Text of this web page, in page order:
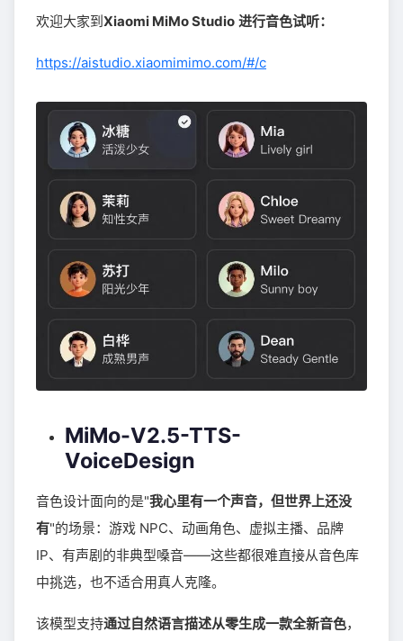
欢迎大家到Xiaomi MiMo Studio 进行音色试听：
https://aistudio.xiaomimimo.com/#/c
MiMo-V2.5-TTS-
VoiceDesign
音色设计面向的是"我心里有一个声音，但世界上还没
有"的场景：游戏 NPC、动画角色、虚拟主播、品牌
IP、有声剧的非典型嗓音——这些都很难直接从音色库
中挑选，也不适合用真人克隆。
该模型支持通过自然语言描述从零生成一款全新音色，